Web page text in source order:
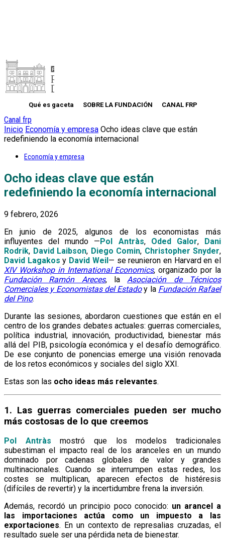
Qué es gaceta SOBRE LA FUNDACIÓN CANAL FRP
Canal frp
Inicio Economía y empresa Ocho ideas clave que están
redefiniendo la economía internacional
Economía y empresa
Ocho ideas clave que están
redefiniendo la economía internacional
9 febrero, 2026
En junio de 2025, algunos de los economistas más
influyentes del mundo —Pol Antràs, Oded Galor, Dani
Rodrik, David Laibson, Diego Comin, Christopher Snyder,
David Lagakos y David Weil— se reunieron en Harvard en el
XIV Workshop in International Economics, organizado por la
Fundación Ramón Areces, laAsociación de Técnicos
Comerciales y Economistas del Estadoy la Fundación Rafael
del Pino.
Durante las sesiones, abordaron cuestiones que están en el
centro de los grandes debates actuales: guerras comerciales,
política industrial, innovación, productividad, bienestar más
allá del PIB, psicología económica y el desafío demográfico.
De ese conjunto de ponencias emerge una visión renovada
de los retos económicos y sociales del siglo XXI.
Estas son las ocho ideas más relevantes.
1. Las guerras comerciales pueden ser mucho
más costosas de lo que creemos
Pol Antràs mostró que los modelos tradicionales
subestiman el impacto real de los aranceles en un mundo
dominado por cadenas globales de valor y grandes
multinacionales. Cuando se interrumpen estas redes, los
costes se multiplican, aparecen efectos de histéresis
(difíciles de revertir) y la incertidumbre frena la inversión.
Además, recordó un principio poco conocido: un arancel a
las importaciones actúa como un impuesto a las
exportaciones. En un contexto de represalias cruzadas, el
resultado suele ser una pérdida neta de bienestar.